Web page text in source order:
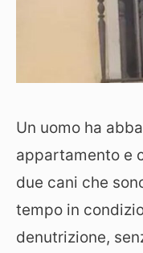
Un uomo ha
appartamento e
due cani che
tempo in
denutrizione,